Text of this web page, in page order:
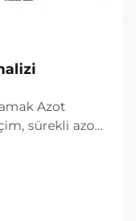
Azot
sürekli azot
karmaşık